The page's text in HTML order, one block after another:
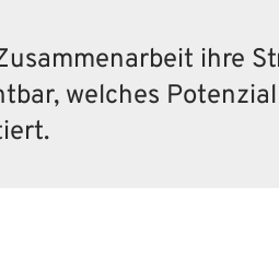
ihre
welches